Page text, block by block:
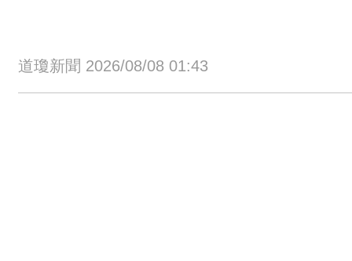
道瓊新聞 2026/08/08 01:43